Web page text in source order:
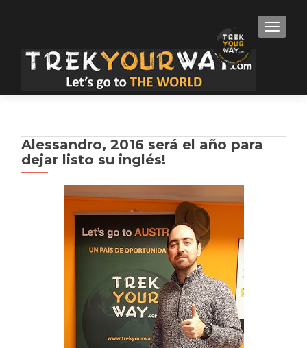
Alessandro, 2016 será el año para
dejar listo su inglés!